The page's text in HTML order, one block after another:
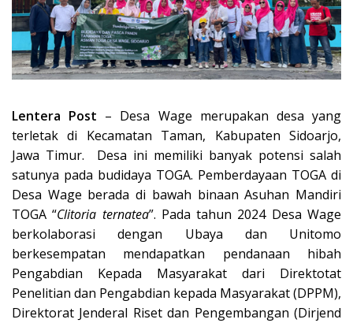
Lentera Post – Desa Wage merupakan desa yang
terletak di Kecamatan Taman, Kabupaten Sidoarjo,
Jawa Timur. Desa ini memiliki banyak potensi salah
satunya pada budidaya TOGA. Pemberdayaan TOGA di
Desa Wage berada di bawah binaan Asuhan Mandiri
TOGA “Clitoria ternatea”. Pada tahun 2024 Desa Wage
berkolaborasi dengan Ubaya dan Unitomo
berkesempatan mendapatkan pendanaan hibah
Pengabdian Kepada Masyarakat dari Direktotat
Penelitian dan Pengabdian kepada Masyarakat (DPPM),
Direktorat Jenderal Riset dan Pengembangan (Dirjend